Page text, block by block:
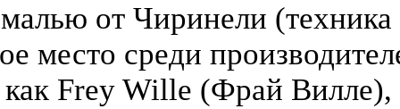
от Чиринели (техника
место среди
Frey Wille (Фрай